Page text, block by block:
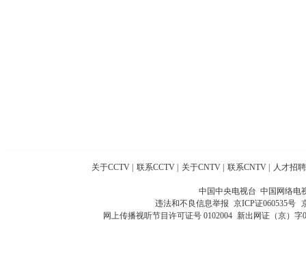
关于CCTV | 联系CCTV | 关于CNTV | 联系CNTV | 人才招聘
中国中央电视台 中国网络电
违法和不良信息举报 京ICP证060535号
网上传播视听节目许可证号 0102004 新出网证（京）